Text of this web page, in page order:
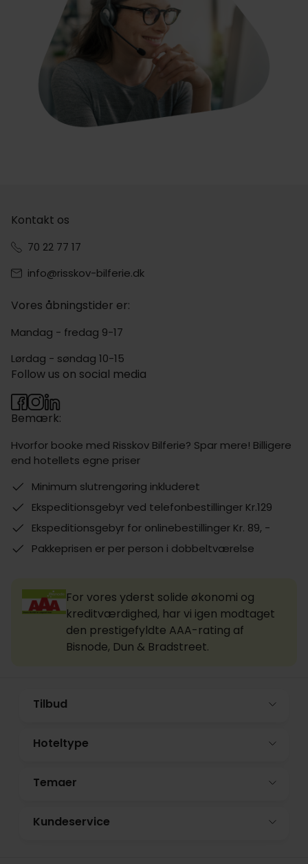
Kontakt os
70 22 77 17
info@risskov-bilferie.dk
Vores åbningstider er:
Mandag - fredag 9-17
Lørdag - søndag 10-15
Bemærk:
Hvorfor booke med Risskov Bilferie? Spar mere! Billigere
end hotellets egne priser
Minimum slutrengøring inkluderet
Ekspeditionsgebyr ved telefonbestillinger Kr.129
Ekspeditionsgebyr for onlinebestillinger Kr. 89, -
Pakkeprisen er per person i dobbeltværelse
Follow us on social media
For vores yderst solide økonomi og
kreditværdighed, har vi igen modtaget
den prestigefyldte AAA-rating af
Bisnode, Dun & Bradstreet.
Tilbud
Hoteltype
Temaer
Kundeservice